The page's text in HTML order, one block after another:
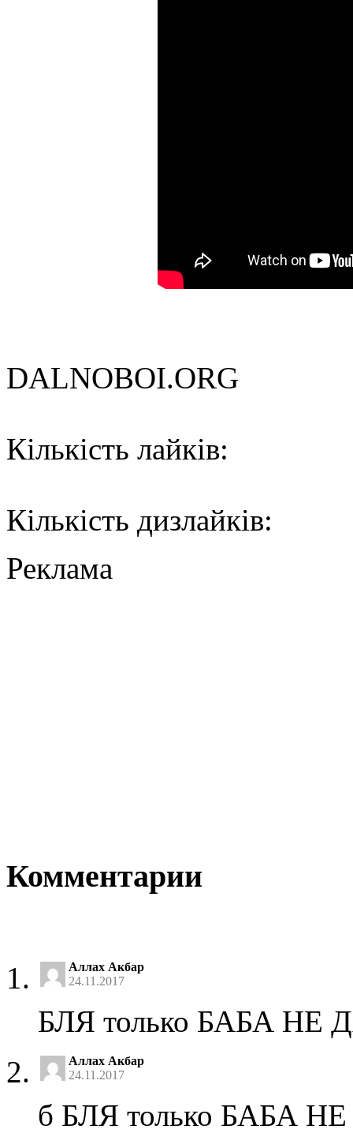
DALNOBOI.ORG
Кількість лайків:
Кількість дизлайків:
Реклама
Комментарии
Аллах Акбар
24.11.2017
БЛЯ только БАБА НЕ
Аллах Акбар
24.11.2017
б БЛЯ только БАБА